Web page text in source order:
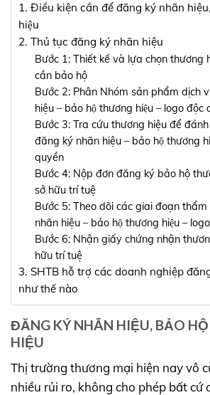
1. Điều kiện cần để đăng ký nhãn
hiệu
2. Thủ tục đăng ký nhãn hiệu
Bước 1: Thiết kế và lựa chọn thương
cần bảo hộ
Bước 2: Phân Nhóm sản phẩm dịch
hiệu – bảo hộ thương hiệu – logo độc
Bước 3: Tra cứu thương hiệu để
đăng ký nhãn hiệu – bảo hộ thương
quyền
Bước 4: Nộp đơn đăng ký bảo hộ
sở hữu trí tuệ
Bước 5: Theo dõi các giai đoạn
nhãn hiệu – bảo hộ thương hiệu –
Bước 6: Nhận giấy chứng nhận
hữu trí tuệ
3. SHTB hỗ trợ các doanh nghiệp
như thế nào
ĐĂNG KÝ NHÃN HIỆU, BẢO
HIỆU
Thị trường thương mại hiện nay vô
nhiều rủi ro, không cho phép bất cứ